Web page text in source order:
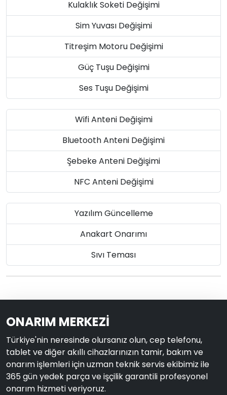
Kulaklık Soketi Değişimi
Sim Yuvası Değişimi
Titreşim Motoru Değişimi
Güç Tuşu Değişimi
Ses Tuşu Değişimi
Wifi Anteni Değişimi
Bluetooth Anteni Değişimi
Şebeke Anteni Değişimi
NFC Anteni Değişimi
Yazılım Güncelleme
Anakart Onarımı
Sıvı Teması
ONARIM MERKEZİ
Türkiye'nin neresinde olursanız olun, cep telefonu,
tablet ve diğer akıllı cihazlarınızın tamir, bakım ve
onarım işlemleri için uzman teknik servis ekibimiz ile
365 gün yedek parça ve işçilik garantili profesyonel
onarım hizmeti veriyoruz.